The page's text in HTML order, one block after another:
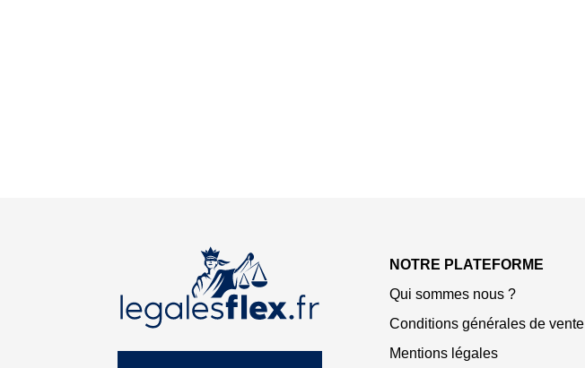
NOTRE PLATEFORME
Qui sommes nous ?
Conditions générales de vente
Mentions légales